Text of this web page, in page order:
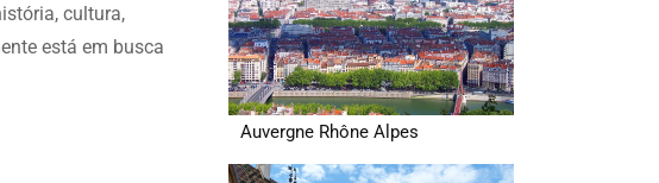
cultura,
está em busca
Auvergne Rhône Alpes